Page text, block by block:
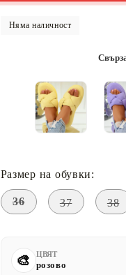
Няма наличност
Размер на обувки:
36 37 38
ЦВЯТ
розово